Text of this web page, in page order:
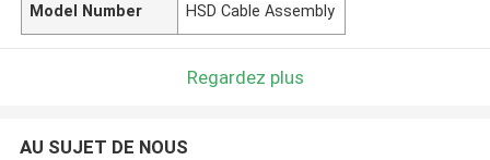
Model Number HSD Cable Assembly
Regardez plus
AU SUJET DE NOUS